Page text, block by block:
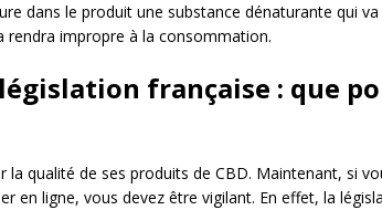
dans le produit une substance dénaturante qui
rendra impropre à la consommation.
française : que
la qualité de ses produits de CBD. Maintenant, si
en ligne, vous devez être vigilant. En effet, la